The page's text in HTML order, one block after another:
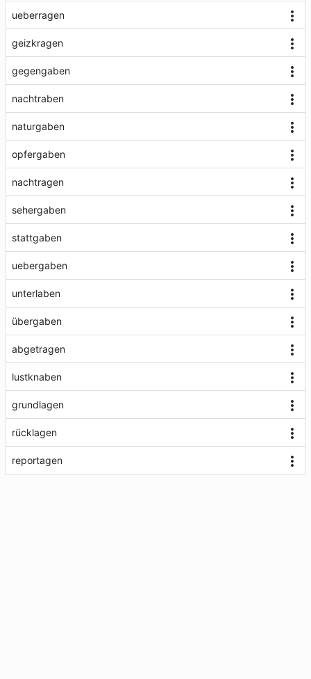
ueberragen
geizkragen
gegengaben
nachtraben
naturgaben
opfergaben
nachtragen
sehergaben
stattgaben
uebergaben
unterlaben
übergaben
abgetragen
lustknaben
grundlagen
rücklagen
reportagen